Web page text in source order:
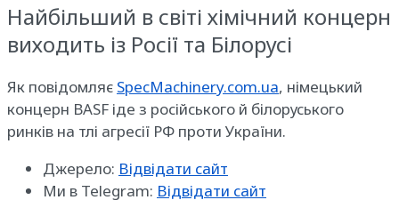
Найбільший в світі хімічний концерн
виходить із Росії та Білорусі
Як повідомляє SpecMachinery.com.ua, німецький
концерн BASF іде з російського й білоруського
ринків на тлі агресії РФ проти України.
Джерело: Відвідати сайт
Ми в Telegram: Відвідати сайт